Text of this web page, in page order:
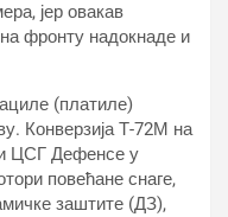
јер овакав
фронту надокнаде и
(платиле)
Конверзија Т-72М на
ЦСГ Дефенсе у
повећане снаге,
заштите (ДЗ),